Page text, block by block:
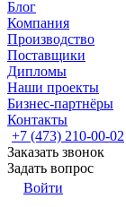
Блог
Компания
Производство
Поставщики
Дипломы
Наши проекты
Бизнес-партнёры
Контакты
+7 (473) 210-00-02
Заказать звонок
Задать вопрос
Войти